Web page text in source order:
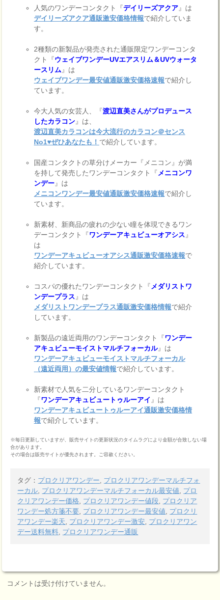
人気のワンデーコンタクト『デイリーズアクア』は
デイリーズアクア通販激安価格情報で紹介していま
す。
2種類の新製品が発売された通販限定ワンデーコンタ
クト『ウェイブワンデーUVエアスリム＆UVウォータ
ースリム 』は
ウェイブワンデー最安値通販激安価格速報で紹介し
ています。
今大人気の女芸人、『渡辺直美さんがプロデュース
したカラコン』は、
渡辺直美カラコンは今大流行のカラコン＠センス
No1♥ぜひあなたも！ で紹介しています。
国産コンタクトの草分けメーカー『メニコン』が満
を持して発売したワンデーコンタクト『 メニコンワ
ンデー』は
メニコンワンデー最安値通販激安価格速報で紹介し
ています。
新素材、新商品の疲れの少ない瞳を体現できるワン
デーコンタクト『ワンデーアキュビューオアシス 』
は
ワンデーアキュビューオアシス通販激安価格速報で
紹介しています。
コスパの優れたワンデーコンタクト『 メダリストワ
ンデープラス 』は
メダリストワンデープラス通販激安価格情報で紹介
しています。
新製品の遠近両用のワンデーコンタクト『ワンデー
アキュビューモイストマルチフォーカル』は
ワンデーアキュビューモイストマルチフォーカル
（遠近両用）の最安値情報で紹介しています。
新素材で人気を二分しているワンデーコンタクト
『ワンデーアキュビュートゥルーアイ 』は
ワンデーアキュビュートゥルーアイ通販激安価格情
報で紹介しています。
※毎日更新していますが、販売サイトの更新状況のタイムラグにより金額が合致しない場
合があります。
その場合は販売サイトが優先されます。ご容赦ください。
タグ： プロクリアワンデー
プロクリアワンデーマルチフォ
ーカル プロクリアワンデーマルチフォーカル最安値
プロ
クリアワンデー価格
プロクリアワンデー値段 プロクリア
ワンデー処方箋不要 プロクリアワンデー最安値
プロクリ
アワンデー楽天
プロクリアワンデー激安 プロクリアワン
デー送料無料 プロクリアワンデー通販
コメントは受け付けていません。